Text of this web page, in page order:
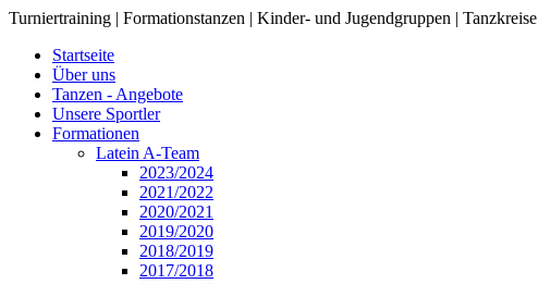
Turniertraining | Formationstanzen | Kinder- und Jugendgruppen | Tanzkreise
Startseite
Über uns
Tanzen - Angebote
Unsere Sportler
Formationen
Latein A-Team
2023/2024
2021/2022
2020/2021
2019/2020
2018/2019
2017/2018